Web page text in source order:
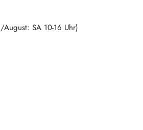
August: SA 10-16 Uhr)